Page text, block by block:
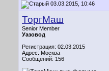
03.03.2015, 10:46
ТоргМаш
Senior Member
Уазовод
Регистрация: 02.03.2015
Адрес: Москва
Сообщений: 156